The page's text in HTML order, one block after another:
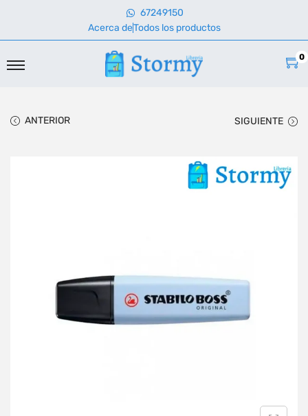
67249150
Acerca deTodos los productos
0
ANTERIOR SIGUIENTE